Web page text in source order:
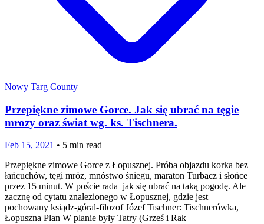
Nowy Targ County
Przepiękne zimowe Gorce. Jak się ubrać na tęgie
mrozy oraz świat wg. ks. Tischnera.
Feb 15, 2021 • 5 min read
Przepiękne zimowe Gorce z Łopusznej. Próba objazdu korka bez
łańcuchów, tęgi mróz, mnóstwo śniegu, maraton Turbacz i słońce
przez 15 minut. W poście rada jak się ubrać na taką pogodę. Ale
zacznę od cytatu znalezionego w Łopusznej, gdzie jest
pochowany ksiądz-góral-filozof Józef Tischner: Tischnerówka,
Łopuszna Plan W planie były Tatry (Grześ i Rak